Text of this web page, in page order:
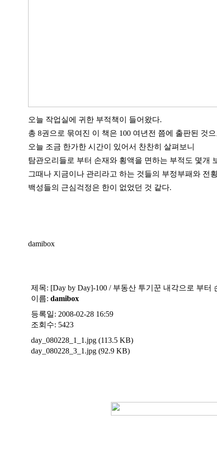
오늘 작업실에 귀한 부적책이 들어왔다.
총 8권으로 묶여진 이 책은 100 여년전 쯤에 출판된 것
오늘 조금 한가한 시간이 있어서 찬찬히 살펴보니
탐관오리들로 부터 손재와 횡액을 면하는 부적도 몇개
그때나 지금이나 관리라고 하는 것들의 부정부패와 전
백성들의 근심걱정은 한이 없었던 것 같다.
damibox
제목: [Day by Day]-100 / 부동산 투기꾼 내각으로 부터
이름: damibox
등록일: 2008-02-28 16:59
조회수: 5423
day_080228_1_1.jpg (113.5 KB)
day_080228_3_1.jpg (92.9 KB)